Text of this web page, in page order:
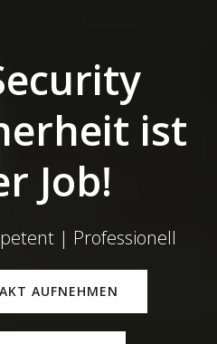
ist
Job!
| Professionell
AUFNEHMEN